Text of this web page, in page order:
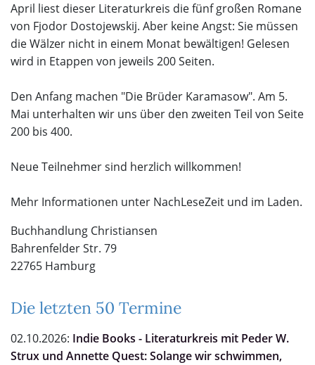
April liest dieser Literaturkreis die fünf großen Romane
von Fjodor Dostojewskij. Aber keine Angst: Sie müssen
die Wälzer nicht in einem Monat bewältigen! Gelesen
wird in Etappen von jeweils 200 Seiten.
Den Anfang machen "Die Brüder Karamasow". Am 5.
Mai unterhalten wir uns über den zweiten Teil von Seite
200 bis 400.
Neue Teilnehmer sind herzlich willkommen!
Mehr Informationen unter NachLeseZeit und im Laden.
Buchhandlung Christiansen
Bahrenfelder Str. 79
22765 Hamburg
Die letzten 50 Termine
02.10.2026: Indie Books - Literaturkreis mit Peder W.
Strux und Annette Quest: Solange wir schwimmen,